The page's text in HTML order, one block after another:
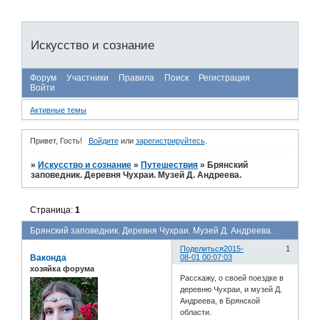
Искусство и сознание
Форум Участники Правила Поиск
Регистрация
Войти
Активные темы
Привет, Гость! Войдитеили зарегистрируйтесь.
» Искусство и сознание » Путешествия » Брянский
заповедник. Деревня Чухраи. Музей Д. Андреева.
Брянский заповедник. Деревня Чухраи. Музей Д. Андреева.
Страница:1
Поделиться 1
2015-
08-01 00:07:03
Ваконда
хозяйка форума
Расскажу, о своей поездке в
деревню Чухраи, и музей Д.
Андреева, в Брянской
области.